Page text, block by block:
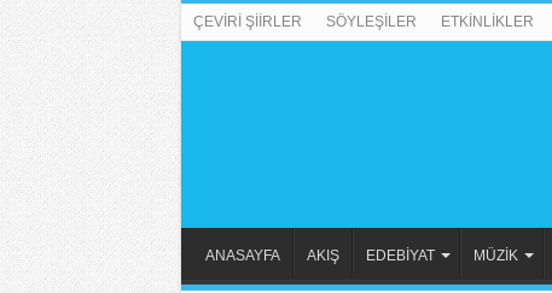
ÇEVİRİ ŞİİRLER SÖYLEŞİLER ETKİNLİKLER
ANASAYFA AKIŞ EDEBİYAT MÜZİK